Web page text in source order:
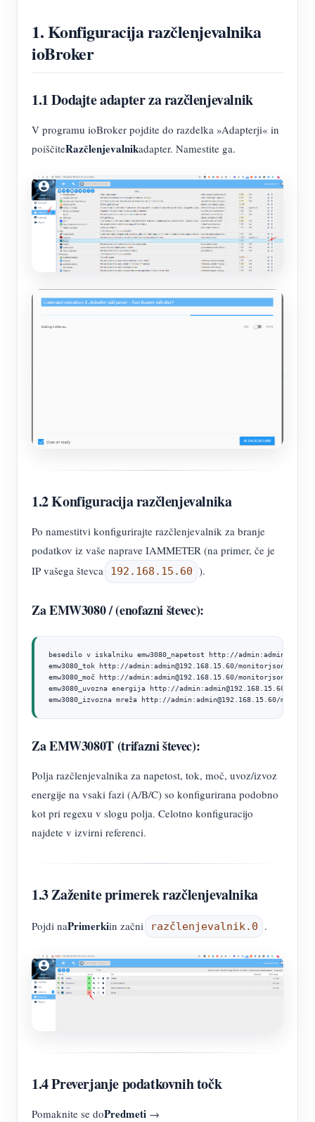
1. Konfiguracija razčlenjevalnika
ioBroker
1.1 Dodajte adapter za razčlenjevalnik
V programu ioBroker pojdite do razdelka »Adapterji« in
poiščiteRazčlenjevalnikadapter. Namestite ga.
1.2 Konfiguracija razčlenjevalnika
Po namestitvi konfigurirajte razčlenjevalnik za branje
podatkov iz vaše naprave IAMMETER (na primer, če je
IP vašega števca
192.168.15.60 ).
Za EMW3080 / (enofazni števec):
besedilo v iskalniku emw3080_napetost http://
emw3080_tok http://admin:admin@192.168.15.60/monitorjson
emw3080_moč http://admin:admin@192.168.15.60/monitorjson
emw3080_uvozna energija http://admin:admin@192.168.15.60/
emw3080_izvozna mreža http://admin:admin@192.168.15.60/
Za EMW3080T (trifazni števec):
Polja razčlenjevalnika za napetost, tok, moč, uvoz/izvoz
energije na vsaki fazi (A/B/C) so konfigurirana podobno
kot pri regexu v slogu polja. Celotno konfiguracijo
najdete v izvirni referenci.
1.3 Zaženite primerek razčlenjevalnika
Pojdi naPrimerkiin začni razčlenjevalnik.0 .
1.4 Preverjanje podatkovnih točk
Pomaknite se doPredmeti →